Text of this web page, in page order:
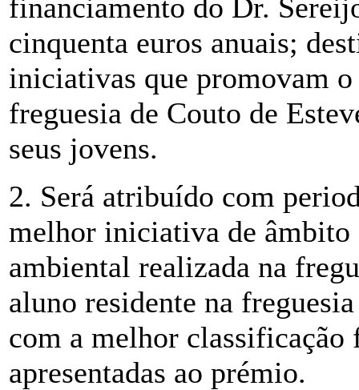
financiamento do Dr.
cinquenta euros anuais;
iniciativas que promovam
freguesia de Couto de
seus jovens.
2. Será atribuído com
melhor iniciativa de
ambiental realizada na
aluno residente na
com a melhor classificação
apresentadas ao prémio.